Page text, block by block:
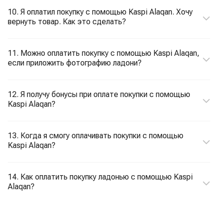
10. Я оплатил покупку с помощью Kaspi Alaqan. Хочу
вернуть товар. Как это сделать?
11. Можно оплатить покупку с помощью Kaspi Alaqan,
если приложить фотографию ладони?
12. Я получу бонусы при оплате покупки с помощью
Kaspi Alaqan?
13. Когда я смогу оплачивать покупки с помощью
Kaspi Alaqan?
14. Как оплатить покупку ладонью с помощью Kaspi
Alaqan?